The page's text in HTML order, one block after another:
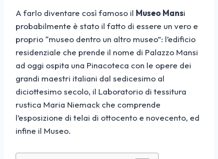
A farlo diventare così famoso il Museo Mansi
probabilmente è stato il fatto di essere un vero e
proprio “museo dentro un altro museo”: l’edificio
residenziale che prende il nome di Palazzo Mansi
ad oggi ospita una Pinacoteca con le opere dei
grandi maestri italiani dal sedicesimo al
diciottesimo secolo, il Laboratorio di tessitura
rustica Maria Niemack che comprende
l’esposizione di telai di ottocento e novecento, ed
infine il Museo.